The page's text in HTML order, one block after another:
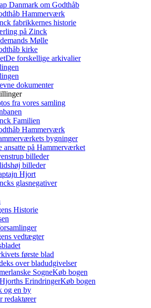
Danmark om Godthåb
Hammerværk
fabrikkernes historie
på Zinck
Mølle
kirke
De forskellige arkivalier
dokumenter
fra vores samling
Familien
Hammerværk
bygninger
ansatte på Hammerværket
billeder
billeder
Hjort
glasnegativer
Historie
vedtægter
første blad
over bladudgivelser
SogneKøb bogen
ErindringerKøb bogen
og en by
redaktører